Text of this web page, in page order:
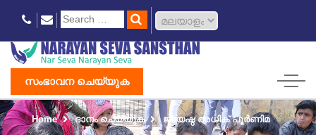
സംഭാവന ചെയ്യുക
Home ദാനം ചെയ്യുക ജ്യേഷ്ഠ അധിക് പൂർണിമ